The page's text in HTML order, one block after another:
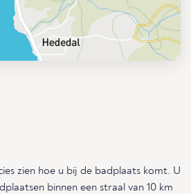
zien hoe u bij de badplaats komt. U
binnen een straal van 10 km